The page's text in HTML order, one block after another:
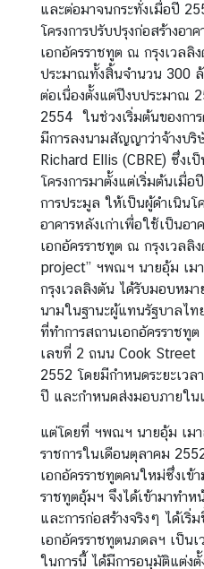
ร
ะ
เ
ท
ศ
ไ
ท
ย
|
T
h
a
i
C
o
r
n
e
r
ติ
ด
ต่
อ
ส
และต่อมาจนกระทั่งเมื่อปี
โครงการปรับปรุงก่อสร้างอา
เอกอัครราชทูต ณ กรุงเวลลิ
ประมาณทั้งสิ้นจำนวน 300
ต่อเนื่องตั้งแต่ปีงบประมาณ
2554 ในช่วงเริ่มต้นของการ
มีการลงนามสัญญาว่าจ้างบ
Richard Ellis (CBRE) ซึ่งเ
โครงการมาตั้งแต่เริ่มต้นเมื่
การประมูล ให้เป็นผู้ดำเนินโ
อาคารหลังเก่าเพื่อใช้เป็นอา
เอกอัครราชทูต ณ กรุงเวล
project” ฯพณฯ นายอุ้ม เม
กรุงเวลลิงตัน ได้รับมอบหม
นามในฐานะผู้แทนรัฐบาลไ
ที่ทำการสถานเอกอัครราชทู
เลขที่ 2 ถนน Cook Street
2552 โดยมีกำหนดระยะเวล
ปี และกำหนดส่งมอบภายใน
แต่โดยที่ ฯพณฯ นายอุ้ม เม
ราชการในเดือนตุลาคม
เอกอัครราชทูตคนใหม่ซึ่งเข้
ราชทูตอุ้มฯ จึงได้เข้ามาทำห
และการก่อสร้างจริงๆ ได้เริ่
เอกอัครราชทูตนภดลฯ เป็น
ในการนี้ ได้มีการอนุมัติแต่ง